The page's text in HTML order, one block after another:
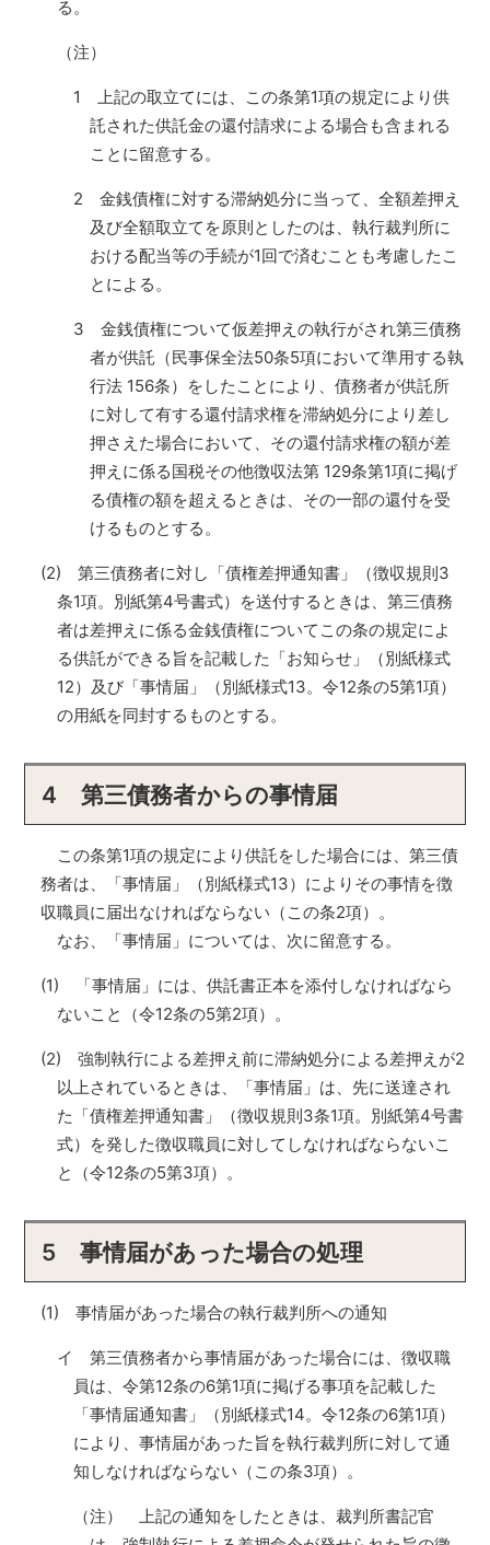
る。
（注）
1 上記の取立てには、この条第1項の規定により供
託された供託金の還付請求による場合も含まれる
ことに留意する。
2 金銭債権に対する滞納処分に当って、全額差押え
及び全額取立てを原則としたのは、執行裁判所に
おける配当等の手続が1回で済むことも考慮したこ
とによる。
3 金銭債権について仮差押えの執行がされ第三債務
者が供託（民事保全法50条5項において準用する執
行法 156条）をしたことにより、債務者が供託所
に対して有する還付請求権を滞納処分により差し
押さえた場合において、その還付請求権の額が差
押えに係る国税その他徴収法第 129条第1項に掲げ
る債権の額を超えるときは、その一部の還付を受
けるものとする。
(2) 第三債務者に対し「債権差押通知書」（徴収規則3
条1項。別紙第4号書式）を送付するときは、第三債務
者は差押えに係る金銭債権についてこの条の規定によ
る供託ができる旨を記載した「お知らせ」（別紙様式
12）及び「事情届」（別紙様式13。令12条の5第1項）
の用紙を同封するものとする。
4 第三債務者からの事情届
この条第1項の規定により供託をした場合には、第三債
務者は、「事情届」（別紙様式13）によりその事情を徴
収職員に届出なければならない（この条2項）。
なお、「事情届」については、次に留意する。
(1) 「事情届」には、供託書正本を添付しなければなら
ないこと（令12条の5第2項）。
(2) 強制執行による差押え前に滞納処分による差押えが2
以上されているときは、「事情届」は、先に送達され
た「債権差押通知書」（徴収規則3条1項。別紙第4号書
式）を発した徴収職員に対してしなければならないこ
と（令12条の5第3項）。
5 事情届があった場合の処理
(1) 事情届があった場合の執行裁判所への通知
イ 第三債務者から事情届があった場合には、徴収職
員は、令第12条の6第1項に掲げる事項を記載した
「事情届通知書」（別紙様式14。令12条の6第1項）
により、事情届があった旨を執行裁判所に対して通
知しなければならない（この条3項）。
（注） 上記の通知をしたときは、裁判所書記官